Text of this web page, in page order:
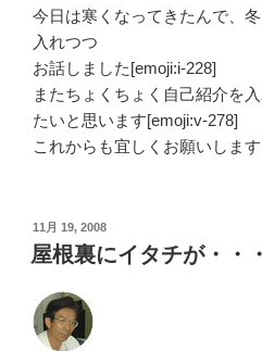
今日は寒くなってきたんで、
入れつつ
お話しました[emoji:i-228]
またちょくちょく自己紹介を
たいと思います[emoji:v-278]
これからも宜しくお願いしま
投
稿
日:
11月 19, 2008
屋根裏にイタチが・・